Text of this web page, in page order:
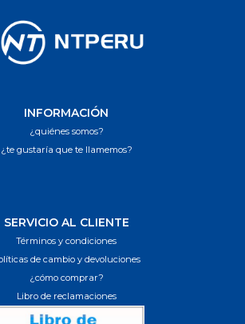
INFORMACIÓN
¿quiénes somos?
¿te gustaría que te llamemos?
SERVICIO AL CLIENTE
Términos y condiciones
de cambio y devoluciones
¿cómo comprar?
Libro de reclamaciones